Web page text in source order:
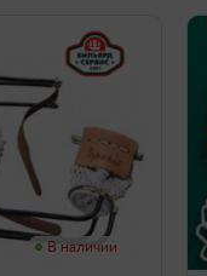
В наличии